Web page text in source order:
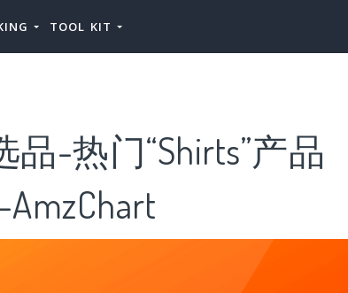
TOOL KIT
品-热门“Shirts”产品